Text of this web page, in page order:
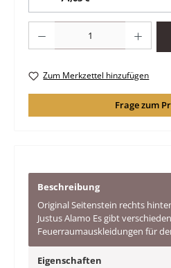
Zum Merkzettel hinzufügen
Frage zum
Beschreibung
Original Seitenstein rechts
Justus Alamo Es gibt
Feuerraumauskleidungen für
Eigenschaften